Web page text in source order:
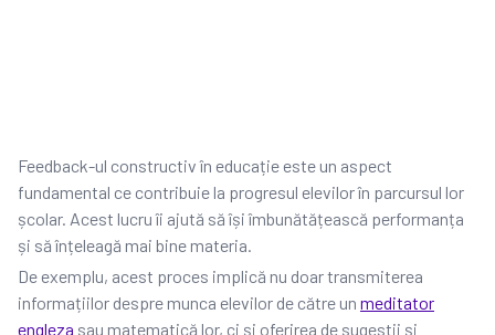
Feedback-ul constructiv în educație este un aspect
fundamental ce contribuie la progresul elevilor în parcursul lor
școlar. Acest lucru îi ajută să își îmbunătățească performanța
și să înțeleagă mai bine materia.
De exemplu, acest proces implică nu doar transmiterea
informațiilor despre munca elevilor de către un meditator
engleza sau matematică lor, ci și oferirea de sugestii și